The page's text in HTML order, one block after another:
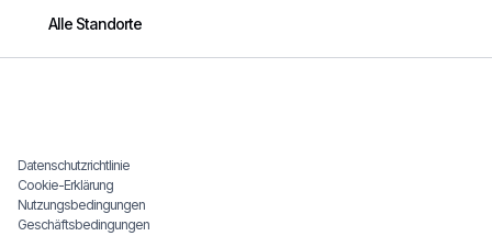
Alle Standorte
Datenschutzrichtlinie
Cookie-Erklärung
Nutzungsbedingungen
Geschäftsbedingungen